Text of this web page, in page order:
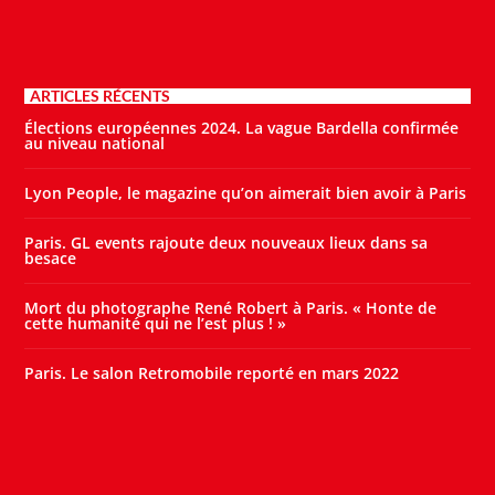
ARTICLES RÉCENTS
Élections européennes 2024. La vague Bardella confirmée
au niveau national
Lyon People, le magazine qu’on aimerait bien avoir à Paris
Paris. GL events rajoute deux nouveaux lieux dans sa
besace
Mort du photographe René Robert à Paris. « Honte de
cette humanité qui ne l’est plus ! »
Paris. Le salon Retromobile reporté en mars 2022